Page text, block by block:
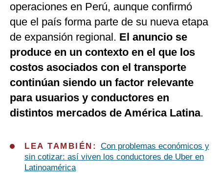
operaciones en Perú, aunque confirmó
que el país forma parte de su nueva etapa
de expansión regional. El anuncio se
produce en un contexto en el que los
costos asociados con el transporte
continúan siendo un factor relevante
para usuarios y conductores en
distintos mercados de América Latina.
LEA TAMBIÉN: Con problemas económicos y
sin cotizar: así viven los conductores de Uber en
Latinoamérica